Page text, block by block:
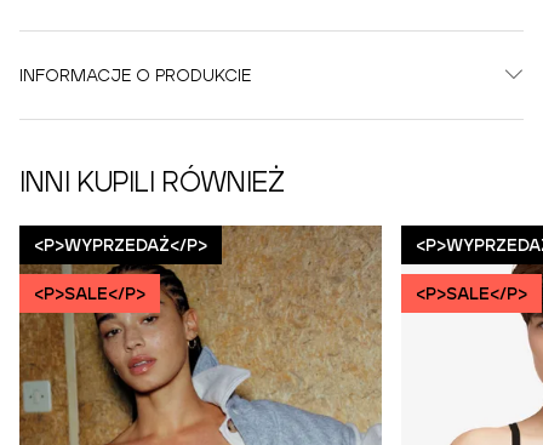
INFORMACJE O PRODUKCIE
INNI KUPILI RÓWNIEŻ
<P>WYPRZEDAŻ</P>
<P>SALE</P> <P>SALE</P>